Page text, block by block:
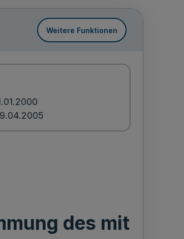
Weitere Funktionen
des mit